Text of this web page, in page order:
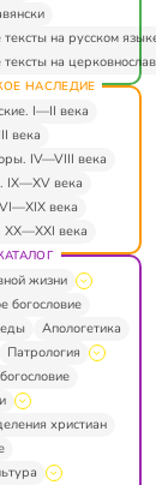
на русском
на
НАСЛЕДИЕ
I—II века
века
IV—VIII века
IX—XV века
века
XX—XXI века
жизни
богословие
Апологетика
Патрология
христиан